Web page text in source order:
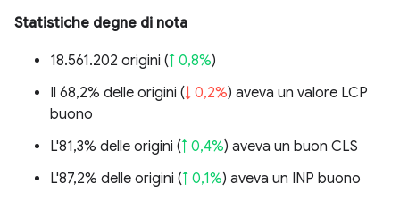
Statistiche degne di nota
18.561.202 origini (↑ 0,8%)
Il 68,2% delle origini (↓ 0,2%) aveva un valore LCP
buono
L'81,3% delle origini (↑ 0,4%) aveva un buon CLS
L'87,2% delle origini (↑ 0,1%) aveva un INP buono